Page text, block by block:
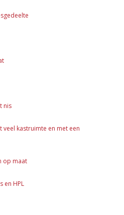
nis
veel kastruimte en met een
op maat
en HPL